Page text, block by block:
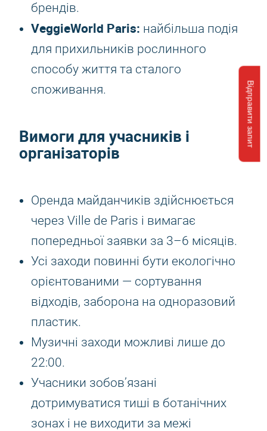
Відправити запит
брендів.
VeggieWorld Paris: найбільша подія
для прихильників рослинного
способу життя та сталого
споживання.
Вимоги для учасників і
організаторів
Оренда майданчиків здійснюється
через Ville de Paris і вимагає
попередньої заявки за 3–6 місяців.
Усі заходи повинні бути екологічно
орієнтованими — сортування
відходів, заборона на одноразовий
пластик.
Музичні заходи можливі лише до
22:00.
Учасники зобов’язані
дотримуватися тиші в ботанічних
зонах і не виходити за межі